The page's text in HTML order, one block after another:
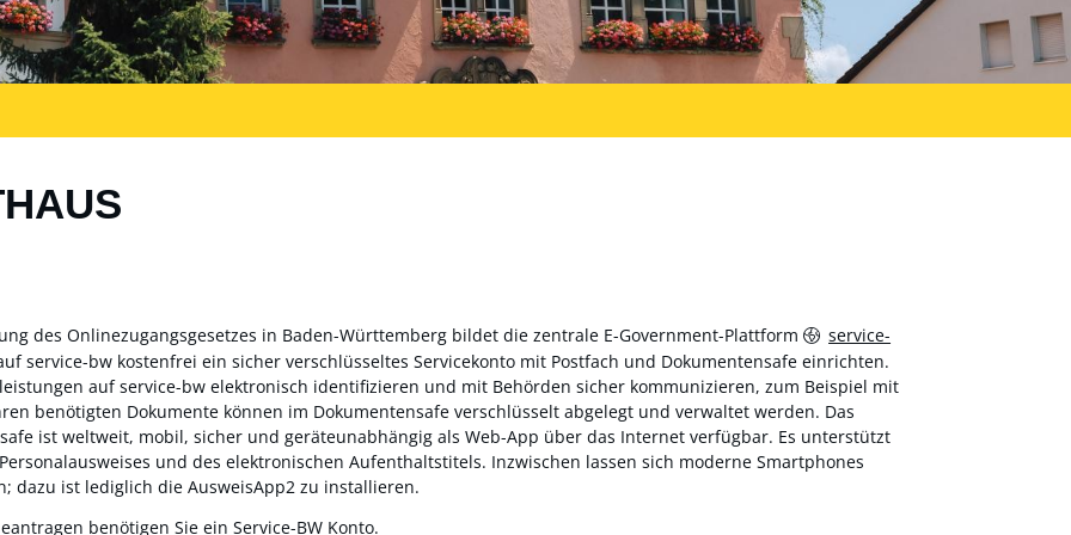
des Onlinezugangsgesetzes in Baden-Württemberg bildet die zentrale E-Government-Plattform
service-
service-bw kostenfrei ein sicher verschlüsseltes Servicekonto mit Postfach und Dokumentensafe einrichten.
auf service-bw elektronisch identifizieren und mit Behörden sicher kommunizieren, zum Beispiel mit
benötigten Dokumente können im Dokumentensafe verschlüsselt abgelegt und verwaltet werden. Das
ist weltweit, mobil, sicher und geräteunabhängig als Web-App über das Internet verfügbar. Es unterstützt
und des elektronischen Aufenthaltstitels. Inzwischen lassen sich moderne Smartphones
dazu ist lediglich die AusweisApp2 zu installieren.
benötigen Sie ein Service-BW Konto.